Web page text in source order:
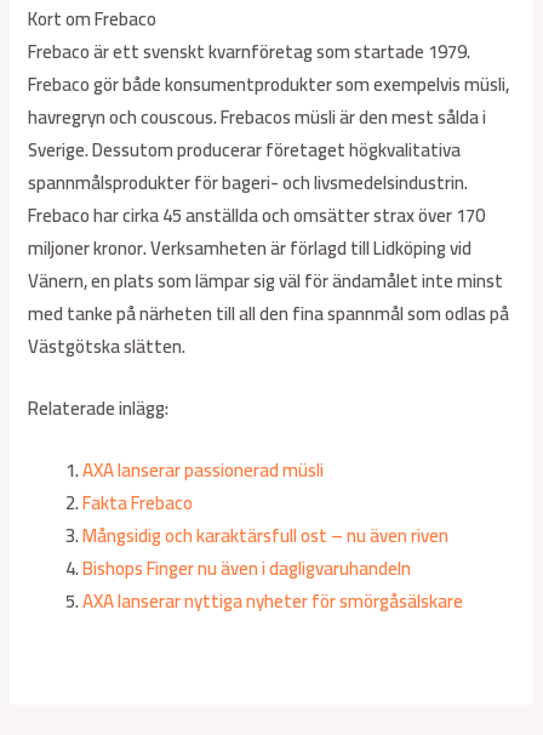
Kort om Frebaco
Frebaco är ett svenskt kvarnföretag som startade 1979.
Frebaco gör både konsumentprodukter som exempelvis müsli,
havregryn och couscous. Frebacos müsli är den mest sålda i
Sverige. Dessutom producerar företaget högkvalitativa
spannmålsprodukter för bageri- och livsmedelsindustrin.
Frebaco har cirka 45 anställda och omsätter strax över 170
miljoner kronor. Verksamheten är förlagd till Lidköping vid
Vänern, en plats som lämpar sig väl för ändamålet inte minst
med tanke på närheten till all den fina spannmål som odlas på
Västgötska slätten.
Relaterade inlägg:
AXA lanserar passionerad müsli
Fakta Frebaco
Mångsidig och karaktärsfull ost – nu även riven
Bishops Finger nu även i dagligvaruhandeln
AXA lanserar nyttiga nyheter för smörgåsälskare